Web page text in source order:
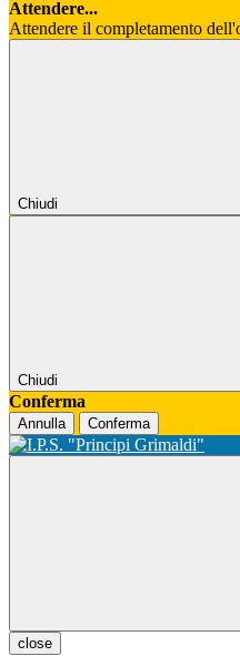
Attendere...
Attendere il completamento
Chiudi
Chiudi
Conferma
Annulla Conferma
close